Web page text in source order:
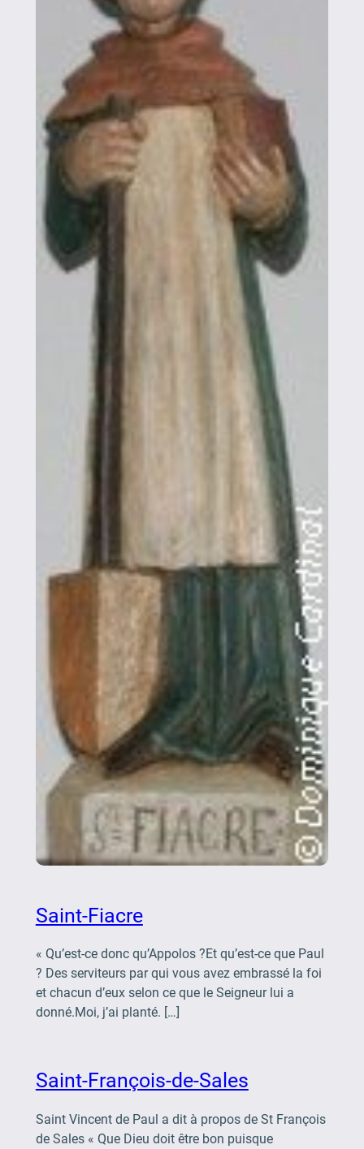
Saint-Fiacre
« Qu’est-ce donc qu’Appolos ?Et qu’est-ce que Paul
? Des serviteurs par qui vous avez embrassé la foi
et chacun d’eux selon ce que le Seigneur lui a
donné.Moi, j’ai planté. […]
Saint-François-de-Sales
Saint Vincent de Paul a dit à propos de St François
de Sales « Que Dieu doit être bon puisque